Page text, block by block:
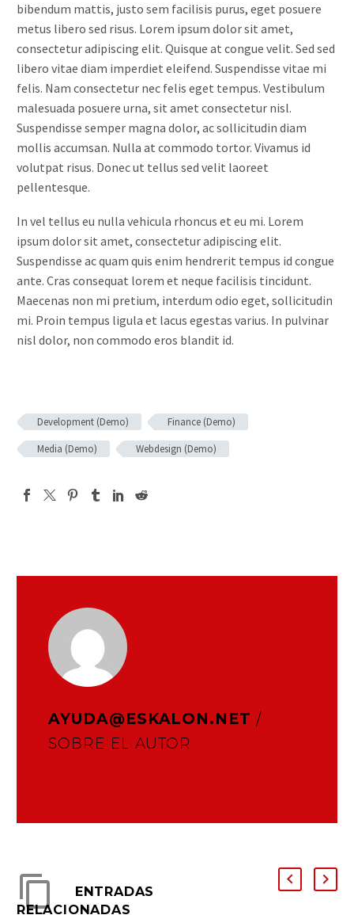
bibendum mattis, justo sem facilisis purus, eget posuere
metus libero sed risus. Lorem ipsum dolor sit amet,
consectetur adipiscing elit. Quisque at congue velit. Sed sed
libero vitae diam imperdiet eleifend. Suspendisse vitae mi
felis. Nam consectetur nec felis eget tempus. Vestibulum
malesuada posuere urna, sit amet consectetur nisl.
Suspendisse semper magna dolor, ac sollicitudin diam
mollis accumsan. Nulla at commodo tortor. Vivamus id
volutpat risus. Donec ut tellus sed velit laoreet
pellentesque.
In vel tellus eu nulla vehicula rhoncus et eu mi. Lorem
ipsum dolor sit amet, consectetur adipiscing elit.
Suspendisse ac quam quis enim hendrerit tempus id congue
ante. Cras consequat lorem et neque facilisis tincidunt.
Maecenas non mi pretium, interdum odio eget, sollicitudin
mi. Proin tempus ligula et lacus egestas varius. In pulvinar
nisl dolor, non commodo eros blandit id.
Development (Demo)
Finance (Demo)
Media (Demo)
Webdesign (Demo)
AYUDA@ESKALON.NET/
SOBRE EL AUTOR
ENTRADAS
RELACIONADAS